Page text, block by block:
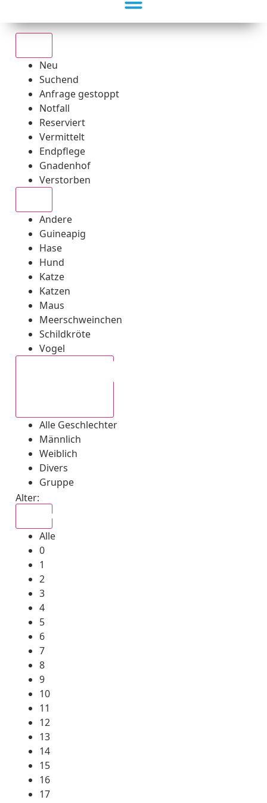
Neu
Suchend
Anfrage gestoppt
Notfall
Reserviert
Vermittelt
Endpflege
Gnadenhof
Verstorben
Andere
Guineapig
Hase
Hund
Katze
Katzen
Maus
Meerschweinchen
Schildkröte
Vogel
Alle Geschlechter
Männlich
Weiblich
Divers
Gruppe
Alter:
Alle
0
1
2
3
4
5
6
7
8
9
10
11
12
13
14
15
16
17